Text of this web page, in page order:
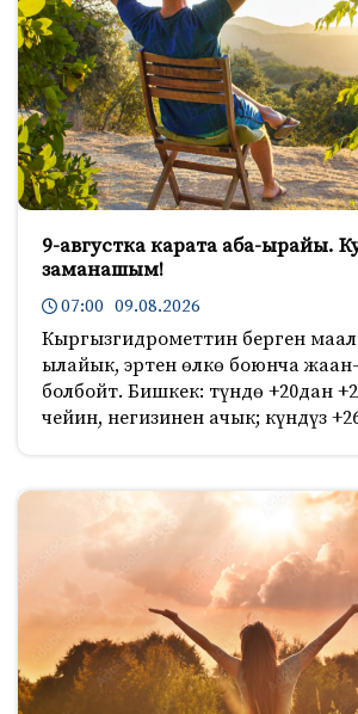
9-августка карата аба-ырайы.
заманашым!
07:00 09.08.2026
Кыргызгидрометтин берген
ылайык, эртен өлкө боюнча
болбойт. Бишкек: түндө +20дан
чейин, негизинен ачык; күндүз